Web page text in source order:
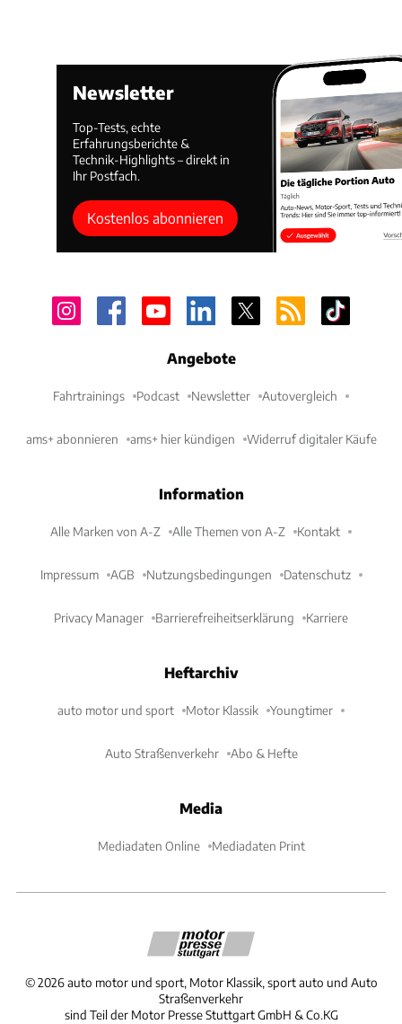
Newsletter
Top-Tests, echte
Erfahrungsberichte &
Technik-Highlights – direkt in
Ihr Postfach.
Kostenlos abonnieren
Angebote
Fahrtrainings Podcast Newsletter Autovergleich
ams+ abonnieren ams+ hier kündigen Widerruf digitaler Käufe
Information
Alle Marken von A-Z Alle Themen von A-Z Kontakt
Impressum AGB Nutzungsbedingungen Datenschutz
Privacy Manager Barrierefreiheitserklärung Karriere
Heftarchiv
auto motor und sport Motor Klassik Youngtimer
Auto Straßenverkehr Abo & Hefte
Media
Mediadaten Online Mediadaten Print
©2026 auto motor und sport, Motor Klassik, sport auto und Auto
Straßenverkehr
sind Teil der Motor Presse Stuttgart GmbH & Co.KG